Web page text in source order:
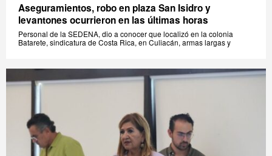
Aseguramientos, robo en plaza San Isidro y
levantones ocurrieron en las últimas horas
Personal de la SEDENA, dio a conocer que localizó en la colonia
Batarete, sindicatura de Costa Rica, en Culiacán, armas largas y